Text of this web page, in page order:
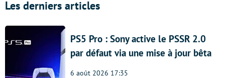
Les derniers articles
PS5 Pro : Sony active le PSSR 2.0
par défaut via une mise à jour bêta
6 août 2026 17:35